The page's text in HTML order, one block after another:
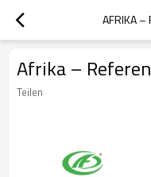
AFRIKA –
Afrika –
Teilen